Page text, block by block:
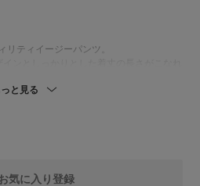
リティイージーパンツ。
濯後のアイロン要らずで楽ちんにケアし
は
っと見る
気に入り登録